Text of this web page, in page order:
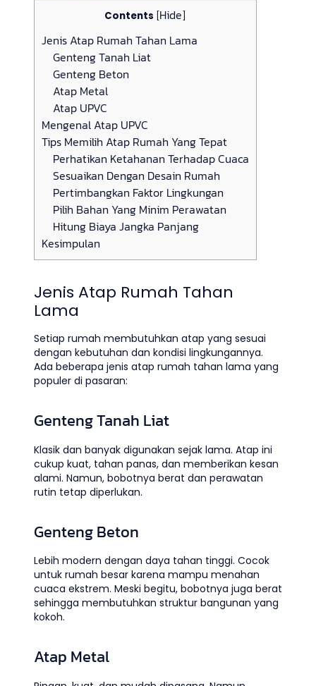
Contents Hide
Jenis Atap Rumah Tahan Lama
Genteng Tanah Liat
Genteng Beton
Atap Metal
Atap UPVC
Mengenal Atap UPVC
Tips Memilih Atap Rumah Yang Tepat
Perhatikan Ketahanan Terhadap Cuaca
Sesuaikan Dengan Desain Rumah
Pertimbangkan Faktor Lingkungan
Pilih Bahan Yang Minim Perawatan
Hitung Biaya Jangka Panjang
Kesimpulan
Jenis Atap Rumah Tahan
Lama
Setiap rumah membutuhkan atap yang sesuai
dengan kebutuhan dan kondisi lingkungannya.
Ada beberapa jenis atap rumah tahan lama yang
populer di pasaran:
Genteng Tanah Liat
Klasik dan banyak digunakan sejak lama. Atap ini
cukup kuat, tahan panas, dan memberikan kesan
alami. Namun, bobotnya berat dan perawatan
rutin tetap diperlukan.
Genteng Beton
Lebih modern dengan daya tahan tinggi. Cocok
untuk rumah besar karena mampu menahan
cuaca ekstrem. Meski begitu, bobotnya juga berat
sehingga membutuhkan struktur bangunan yang
kokoh.
Atap Metal